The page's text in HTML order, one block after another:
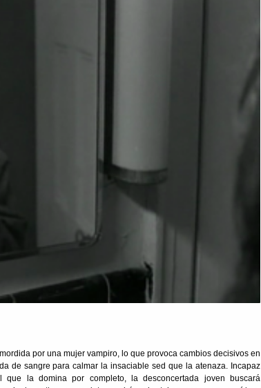
por una mujer vampiro, lo que provoca cambios decisivos en
de sangre para calmar la insaciable sed que la atenaza. Incapaz
la domina por completo, la desconcertada joven buscará